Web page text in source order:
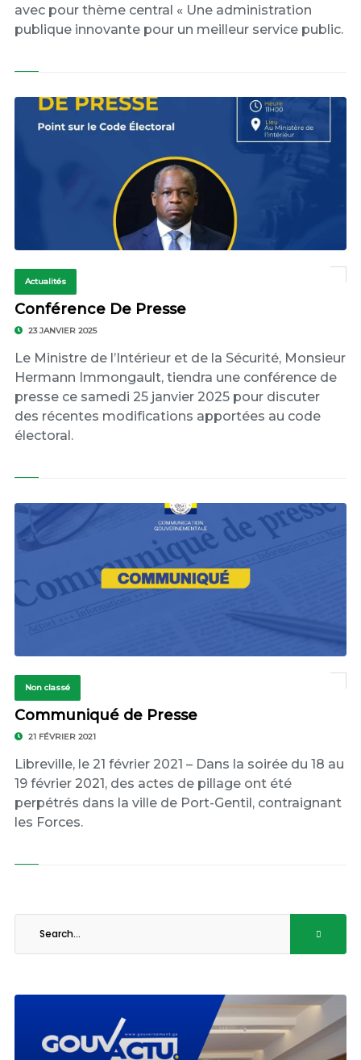
avec pour thème central « Une administration
publique innovante pour un meilleur service public.
Actualités
Conférence De Presse
23 JANVIER 2025
Le Ministre de l’Intérieur et de la Sécurité, Monsieur
Hermann Immongault, tiendra une conférence de
presse ce samedi 25 janvier 2025 pour discuter
des récentes modifications apportées au code
électoral.
Non classé
Communiqué de Presse
21 FÉVRIER 2021
Libreville, le 21 février 2021 – Dans la soirée du 18 au
19 février 2021, des actes de pillage ont été
perpétrés dans la ville de Port-Gentil, contraignant
les Forces.